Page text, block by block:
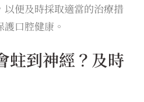
便及時採取適當的治療措
口腔健康。
蛀到神經？及時